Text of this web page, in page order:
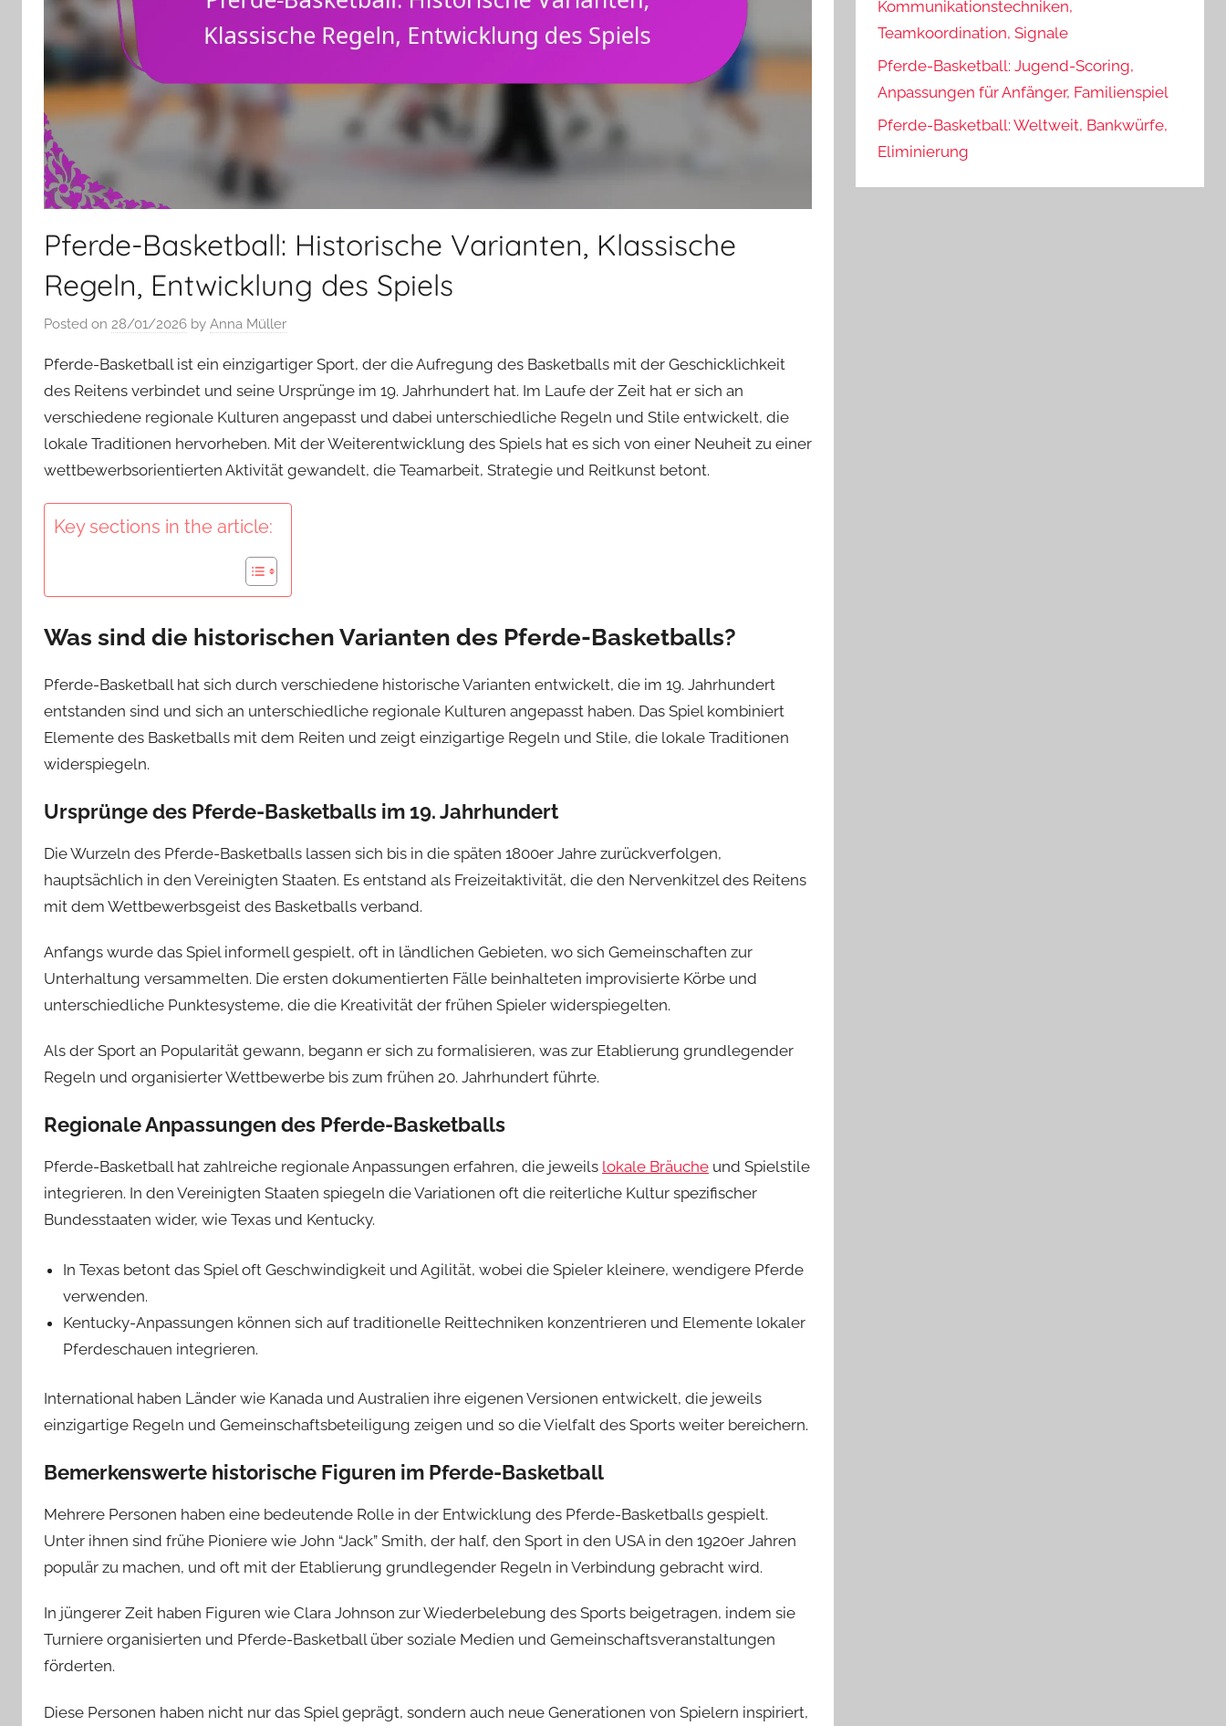
Pferde-Basketball: Historische Varianten, Klassische
Regeln, Entwicklung des Spiels
Posted on 28/01/2026 by Anna Müller
Pferde-Basketball ist ein einzigartiger Sport, der die Aufregung des Basketballs mit der Geschicklichkeit
des Reitens verbindet und seine Ursprünge im 19. Jahrhundert hat. Im Laufe der Zeit hat er sich an
verschiedene regionale Kulturen angepasst und dabei unterschiedliche Regeln und Stile entwickelt, die
lokale Traditionen hervorheben. Mit der Weiterentwicklung des Spiels hat es sich von einer Neuheit zu einer
wettbewerbsorientierten Aktivität gewandelt, die Teamarbeit, Strategie und Reitkunst betont.
Key sections in the article:
Was sind die historischen Varianten des Pferde-Basketballs?
Pferde-Basketball hat sich durch verschiedene historische Varianten entwickelt, die im 19. Jahrhundert
entstanden sind und sich an unterschiedliche regionale Kulturen angepasst haben. Das Spiel kombiniert
Elemente des Basketballs mit dem Reiten und zeigt einzigartige Regeln und Stile, die lokale Traditionen
widerspiegeln.
Ursprünge des Pferde-Basketballs im 19. Jahrhundert
Die Wurzeln des Pferde-Basketballs lassen sich bis in die späten 1800er Jahre zurückverfolgen,
hauptsächlich in den Vereinigten Staaten. Es entstand als Freizeitaktivität, die den Nervenkitzel des Reitens
mit dem Wettbewerbsgeist des Basketballs verband.
Anfangs wurde das Spiel informell gespielt, oft in ländlichen Gebieten, wo sich Gemeinschaften zur
Unterhaltung versammelten. Die ersten dokumentierten Fälle beinhalteten improvisierte Körbe und
unterschiedliche Punktesysteme, die die Kreativität der frühen Spieler widerspiegelten.
Als der Sport an Popularität gewann, begann er sich zu formalisieren, was zur Etablierung grundlegender
Regeln und organisierter Wettbewerbe bis zum frühen 20. Jahrhundert führte.
Regionale Anpassungen des Pferde-Basketballs
Pferde-Basketball hat zahlreiche regionale Anpassungen erfahren, die jeweils lokale Bräuche und Spielstile
integrieren. In den Vereinigten Staaten spiegeln die Variationen oft die reiterliche Kultur spezifischer
Bundesstaaten wider, wie Texas und Kentucky.
In Texas betont das Spiel oft Geschwindigkeit und Agilität, wobei die Spieler kleinere, wendigere Pferde
verwenden.
Kentucky-Anpassungen können sich auf traditionelle Reittechniken konzentrieren und Elemente lokaler
Pferdeschauen integrieren.
International haben Länder wie Kanada und Australien ihre eigenen Versionen entwickelt, die jeweils
einzigartige Regeln und Gemeinschaftsbeteiligung zeigen und so die Vielfalt des Sports weiter bereichern.
Bemerkenswerte historische Figuren im Pferde-Basketball
Mehrere Personen haben eine bedeutende Rolle in der Entwicklung des Pferde-Basketballs gespielt.
Unter ihnen sind frühe Pioniere wie John “Jack” Smith, der half, den Sport in den USA in den 1920er Jahren
populär zu machen, und oft mit der Etablierung grundlegender Regeln in Verbindung gebracht wird.
In jüngerer Zeit haben Figuren wie Clara Johnson zur Wiederbelebung des Sports beigetragen, indem sie
Turniere organisierten und Pferde-Basketball über soziale Medien und Gemeinschaftsveranstaltungen
förderten.
Diese Personen haben nicht nur das Spiel geprägt, sondern auch neue Generationen von Spielern inspiriert,
Kommunikationstechniken,
Teamkoordination, Signale
Pferde-Basketball: Jugend-Scoring,
Anpassungen für Anfänger, Familienspiel
Pferde-Basketball: Weltweit, Bankwürfe,
Eliminierung